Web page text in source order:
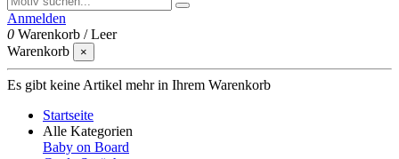
Anmelden
0 Warenkorb /Leer
Warenkorb
×
Es gibt keine Artikel mehr in Ihrem Warenkorb
Startseite
Alle Kategorien
Baby on Board